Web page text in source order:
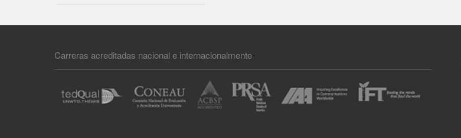
Carreras acreditadas nacional e internacionalmente